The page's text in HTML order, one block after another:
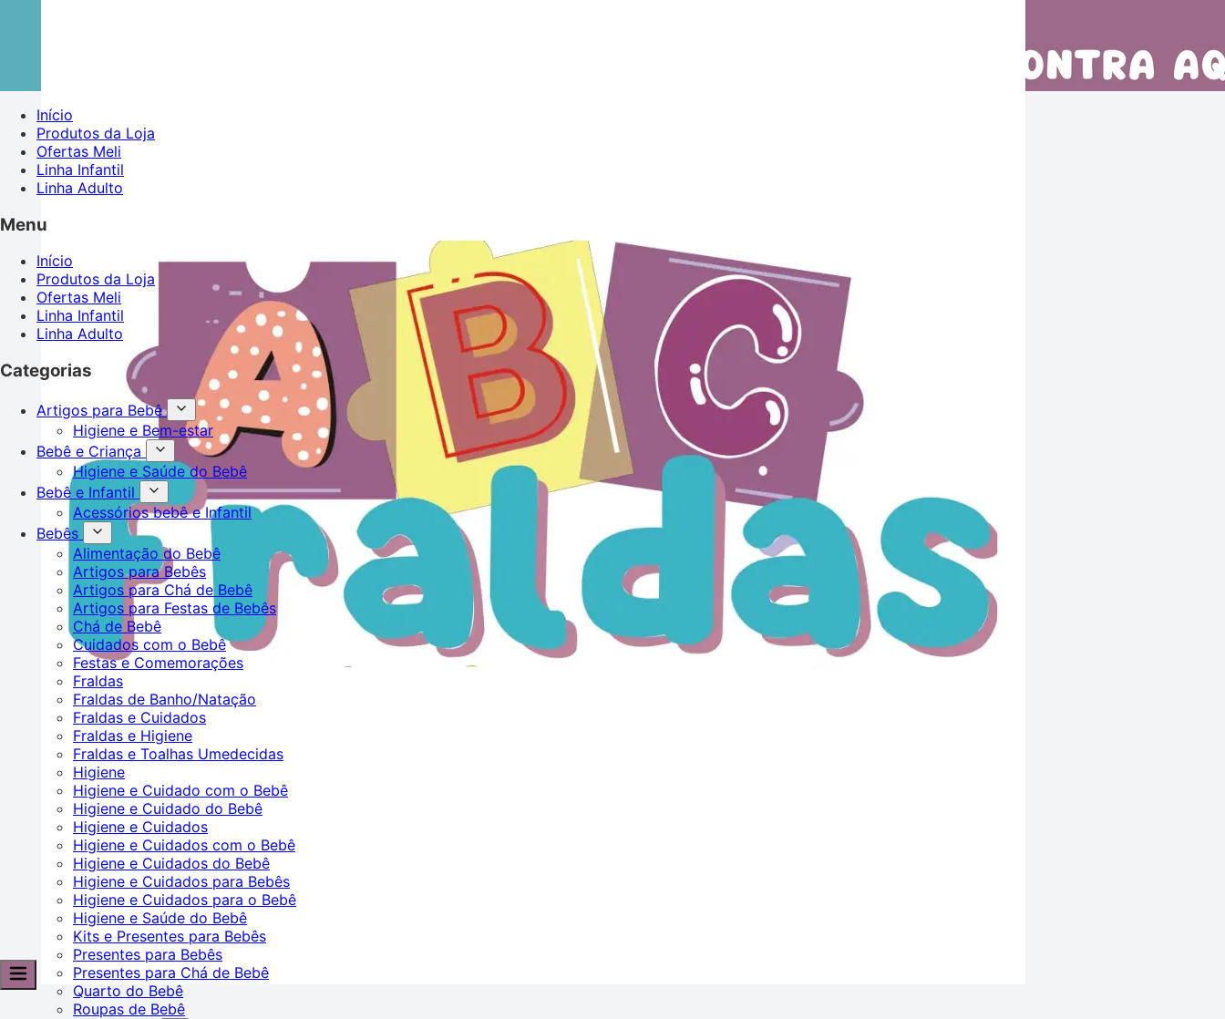
Início
Produtos da Loja
Ofertas Meli
Linha Infantil
Linha Adulto
Menu
Início
Produtos da Loja
Ofertas Meli
Linha Infantil
Linha Adulto
Categorias
Artigos para Bebê
Higiene e Bem-estar
Bebê e Criança
Higiene e Saúde do Bebê
Bebê e Infantil
Acessórios bebê e Infantil
Bebês
Alimentação do Bebê
Artigos para Bebês
Artigos para Chá de Bebê
Artigos para Festas de Bebês
Chá de Bebê
Cuidados com o Bebê
Festas e Comemorações
Fraldas
Fraldas de Banho/Natação
Fraldas e Cuidados
Fraldas e Higiene
Fraldas e Toalhas Umedecidas
Higiene
Higiene e Cuidado com o Bebê
Higiene e Cuidado do Bebê
Higiene e Cuidados
Higiene e Cuidados com o Bebê
Higiene e Cuidados do Bebê
Higiene e Cuidados para Bebês
Higiene e Cuidados para o Bebê
Higiene e Saúde do Bebê
Kits e Presentes para Bebês
Presentes para Bebês
Presentes para Chá de Bebê
Quarto do Bebê
Roupas de Bebê